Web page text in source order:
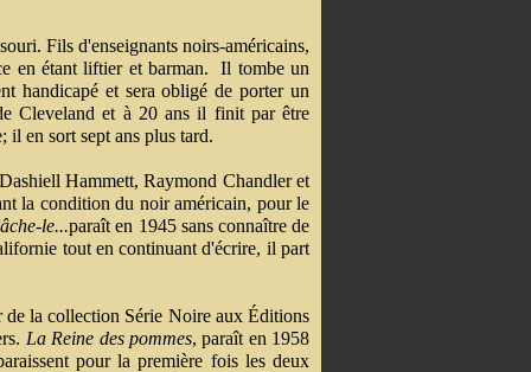
Fils d'enseignants noirs-américains,
en étant liftier et barman. Il tombe un
handicapé et sera obligé de porter un
Cleveland et à 20 ans il finit par être
en sort sept ans plus tard.
Hammett, Raymond Chandler et
la condition du noir américain, pour le
le...paraît en 1945 sans connaître de
tout en continuant d'écrire, il part
la collection Série Noire aux Éditions
La Reine des pommes, paraît en 1958
pour la première fois les deux